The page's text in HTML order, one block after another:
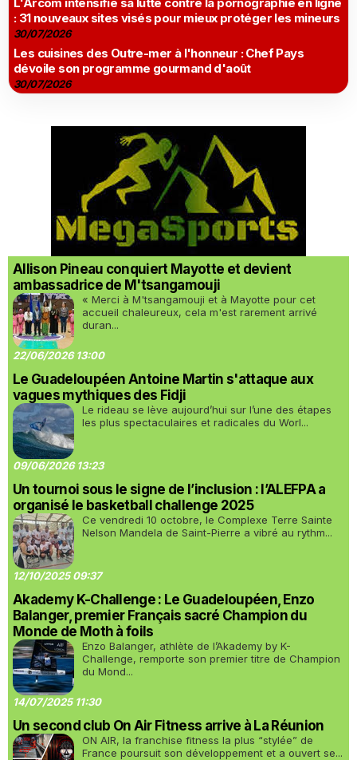
: 31 nouveaux sites visés pour mieux protéger les mineurs
30/07/2026
Les cuisines des Outre-mer à l'honneur : Chef Pays
dévoile son programme gourmand d'août
30/07/2026
Allison Pineau conquiert Mayotte et devient
ambassadrice de M'tsangamouji
« Merci à M'tsangamouji et à Mayotte pour cet
accueil chaleureux, cela m'est rarement arrivé
duran...
22/06/2026 13:00
Le Guadeloupéen Antoine Martin s'attaque aux
vagues mythiques des Fidji
Le rideau se lève aujourd’hui sur l’une des étapes
les plus spectaculaires et radicales du Worl...
09/06/2026 13:23
Un tournoi sous le signe de l’inclusion : l’ALEFPA a
organisé le basketball challenge 2025
Ce vendredi 10 octobre, le Complexe Terre Sainte
Nelson Mandela de Saint-Pierre a vibré au rythm...
12/10/2025 09:37
Akademy K-Challenge : Le Guadeloupéen, Enzo
Balanger, premier Français sacré Champion du
Monde de Moth à foils
Enzo Balanger, athlète de l’Akademy by K-
Challenge, remporte son premier titre de Champion
du Mond...
14/07/2025 11:30
Un second club On Air Fitness arrive à La Réunion
ON AIR, la franchise fitness la plus “stylée” de
France poursuit son développement et a ouvert se...